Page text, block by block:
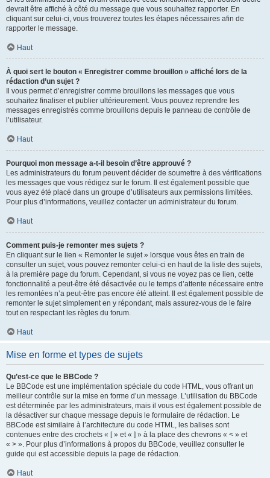
devrait être affiché à côté du message que vous souhaitez rapporter. En
cliquant sur celui-ci, vous trouverez toutes les étapes nécessaires afin de
rapporter le message.
Haut
À quoi sert le bouton « Enregistrer comme brouillon » affiché lors de la
rédaction d’un sujet ?
Il vous permet d’enregistrer comme brouillons les messages que vous
souhaitez finaliser et publier ultérieurement. Vous pouvez reprendre les
messages enregistrés comme brouillons depuis le panneau de contrôle de
l’utilisateur.
Haut
Pourquoi mon message a-t-il besoin d’être approuvé ?
Les administrateurs du forum peuvent décider de soumettre à des vérifications
les messages que vous rédigez sur le forum. Il est également possible que
vous ayez été placé dans un groupe d’utilisateurs aux permissions limitées.
Pour plus d’informations, veuillez contacter un administrateur du forum.
Haut
Comment puis-je remonter mes sujets ?
En cliquant sur le lien « Remonter le sujet » lorsque vous êtes en train de
consulter un sujet, vous pouvez remonter celui-ci en haut de la liste des sujets,
à la première page du forum. Cependant, si vous ne voyez pas ce lien, cette
fonctionnalité a peut-être été désactivée ou le temps d’attente nécessaire entre
les remontées n’a peut-être pas encore été atteint. Il est également possible de
remonter le sujet simplement en y répondant, mais assurez-vous de le faire
tout en respectant les règles du forum.
Haut
Mise en forme et types de sujets
Qu’est-ce que le BBCode ?
Le BBCode est une implémentation spéciale du code HTML, vous offrant un
meilleur contrôle sur la mise en forme d’un message. L’utilisation du BBCode
est déterminée par les administrateurs, mais il vous est également possible de
la désactiver sur chaque message depuis le formulaire de rédaction. Le
BBCode est similaire à l’architecture du code HTML, les balises sont
contenues entre des crochets « [ » et « ] » à la place des chevrons « < » et
« > ». Pour plus d’informations à propos du BBCode, veuillez consulter le
guide qui est accessible depuis la page de rédaction.
Haut